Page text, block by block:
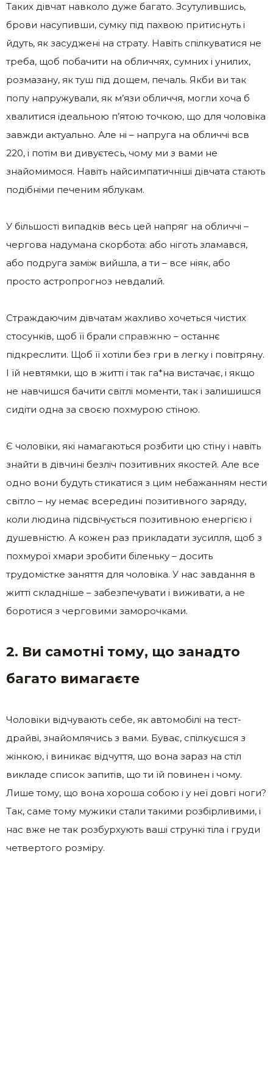
Таких дівчат навколо дуже багато. Зсутулившись,
брови насупивши, сумку під пахвою притиснуть і
йдуть, як засуджені на страту. Навіть спілкуватися не
треба, щоб побачити на обличчях, сумних і унилих,
розмазану, як туш під дощем, печаль. Якби ви так
попу напружували, як м’язи обличчя, могли хоча б
хвалитися ідеальною п’ятою точкою, що для чоловіка
завжди актуально. Але ні – напруга на обличчі всв
220, і потім ви дивуєтесь, чому ми з вами не
знайомимося. Навіть найсимпатичніші дівчата стають
подібніми печеним яблукам.
У більшості випадків весь цей напряг на обличчі –
чергова надумана скорбота: або ніготь зламався,
або подруга заміж вийшла, а ти – все ніяк, або
просто астропрогноз невдалий.
Страждаючим дівчатам жахливо хочеться чистих
стосунків, щоб її брали справжню – останнє
підкреслити. Щоб її хотіли без гри в легку і повітряну.
І їй невтямки, що в житті і так га*на вистачає, і якщо
не навчишся бачити світлі моменти, так і залишишся
сидіти одна за своєю похмурою стіною.
Є чоловіки, які намагаються розбити цю стіну і навіть
знайти в дівчині безліч позитивних якостей. Але все
одно вони будуть стикатися з цим небажанням нести
світло – ну немає всередині позитивного заряду,
коли людина підсвічується позитивною енергією і
душевністю. А кожен раз прикладати зусилля, щоб з
похмурої хмари зробити біленьку – досить
трудомістке заняття для чоловіка. У нас завдання в
житті складніше – забезпечувати і виживати, а не
боротися з черговими заморочками.
2. Ви самотні тому, що занадто
багато вимагаєте
Чоловіки відчувають себе, як автомобілі на тест-
драйві, знайомлячись з вами. Буває, спілкуєшся з
жінкою, і виникає відчуття, що вона зараз на стіл
викладе список запитів, що ти їй повинен і чому.
Лише тому, що вона хороша собою і у неї довгі ноги?
Так, саме тому мужики стали такими розбірливими, і
нас вже не так розбурхують ваші стрункі тіла і груди
четвертого розміру.